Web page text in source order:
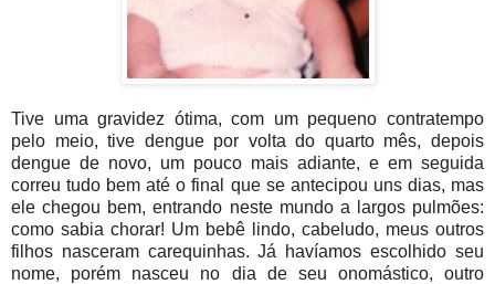
Tive uma gravidez ótima, com um pequeno contratempo
pelo meio, tive dengue por volta do quarto mês, depois
dengue de novo, um pouco mais adiante, e em seguida
correu tudo bem até o final que se antecipou uns dias, mas
ele chegou bem, entrando neste mundo a largos pulmões:
como sabia chorar! Um bebê lindo, cabeludo, meus outros
filhos nasceram carequinhas. Já havíamos escolhido seu
nome, porém nasceu no dia de seu onomástico, outro